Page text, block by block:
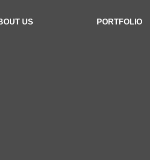
US PORTFOLIO